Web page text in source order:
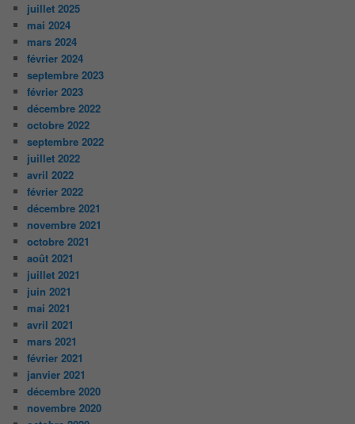
juillet 2025
mai 2024
mars 2024
février 2024
septembre 2023
février 2023
décembre 2022
octobre 2022
septembre 2022
juillet 2022
avril 2022
février 2022
décembre 2021
novembre 2021
octobre 2021
août 2021
juillet 2021
juin 2021
mai 2021
avril 2021
mars 2021
février 2021
janvier 2021
décembre 2020
novembre 2020